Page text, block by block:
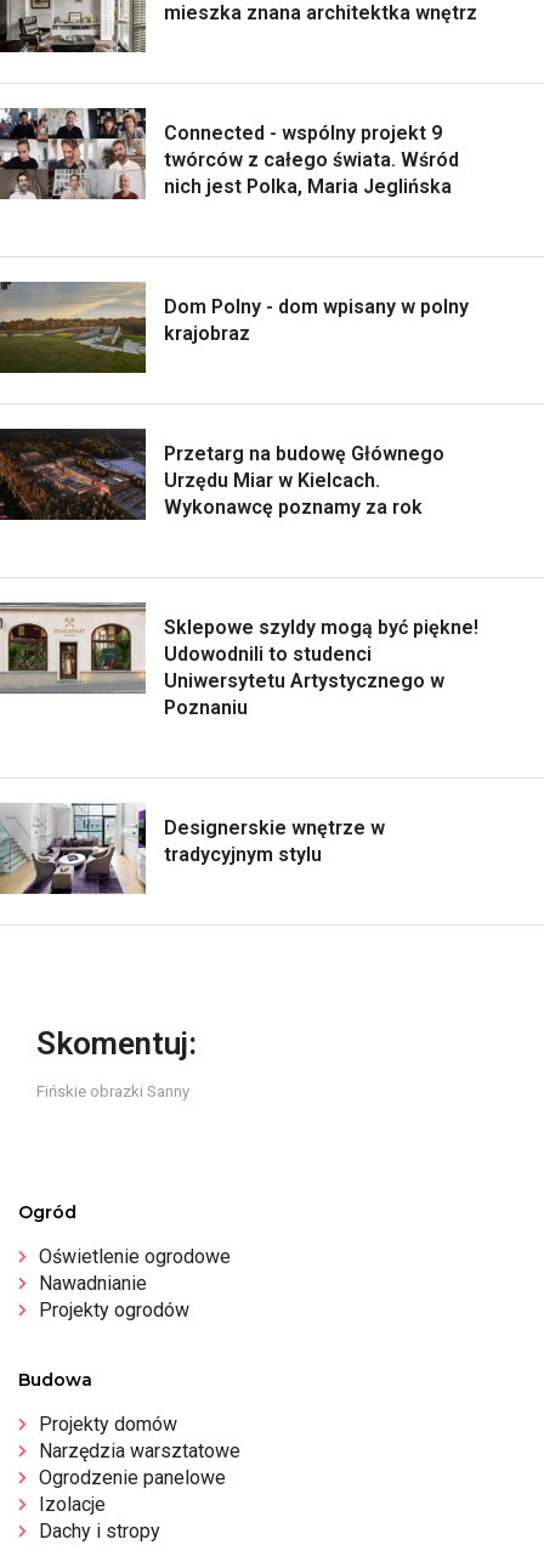
mieszka znana architektka wnętrz
Connected - wspólny projekt 9
twórców z całego świata. Wśród
nich jest Polka, Maria Jeglińska
Dom Polny - dom wpisany w polny
krajobraz
Przetarg na budowę Głównego
Urzędu Miar w Kielcach.
Wykonawcę poznamy za rok
Sklepowe szyldy mogą być piękne!
Udowodnili to studenci
Uniwersytetu Artystycznego w
Poznaniu
Designerskie wnętrze w
tradycyjnym stylu
Skomentuj:
Fińskie obrazki Sanny
Ogród
Oświetlenie ogrodowe
Nawadnianie
Projekty ogrodów
Budowa
Projekty domów
Narzędzia warsztatowe
Ogrodzenie panelowe
Izolacje
Dachy i stropy